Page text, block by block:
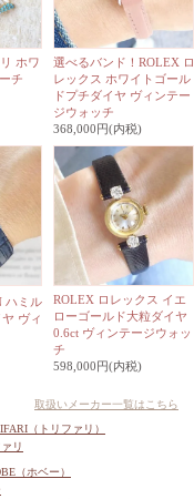
ホワ
チ
選べるバンド！ROLEX ロ
レックス ホワイトゴール
ドプチダイヤ ヴィンテー
ジウォッチ
368,000円(内税)
ハミル
ヴィ
ROLEX ロレックス イエ
ローゴールド大粒ダイヤ
0.6ct ヴィンテージウォッ
チ
598,000円(内税)
取扱いメーカー一覧はこちら
リ